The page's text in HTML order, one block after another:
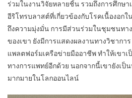
ร่วมในงานวิจัยหลายชิ้น รวมถึงการศึกษา
อีริโทรบลาสต์ที่เกี่ยวข้องกับโรคเนื้องอก
ถึงความมุ่งมั่น การมีส่วนร่วมในชุมชนทา
ของเขา ยังมีการแสดงผลงานทางวิชากา
แพลตฟอร์มเครือข่ายมืออาชีพ ทำให้เขาเ
ทางการแพทย์อีกด้วย นอกจากนี้เขายังเ
มากมายในโลกออนไลน์